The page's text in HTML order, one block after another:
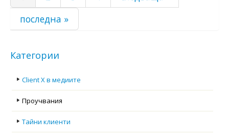
последна »
Категории
Client X в медиите
Проучвания
Тайни клиенти